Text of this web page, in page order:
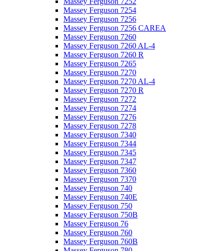
Massey Ferguson 7254
Massey Ferguson 7256
Massey Ferguson 7256 CAREA
Massey Ferguson 7260
Massey Ferguson 7260 AL-4
Massey Ferguson 7260 R
Massey Ferguson 7265
Massey Ferguson 7270
Massey Ferguson 7270 AL-4
Massey Ferguson 7270 R
Massey Ferguson 7272
Massey Ferguson 7274
Massey Ferguson 7276
Massey Ferguson 7278
Massey Ferguson 7340
Massey Ferguson 7344
Massey Ferguson 7345
Massey Ferguson 7347
Massey Ferguson 7360
Massey Ferguson 7370
Massey Ferguson 740
Massey Ferguson 740E
Massey Ferguson 750
Massey Ferguson 750B
Massey Ferguson 76
Massey Ferguson 760
Massey Ferguson 760B